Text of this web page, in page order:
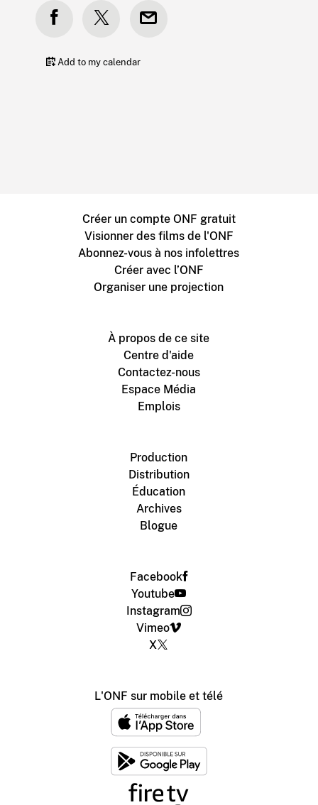
Add to my calendar
Créer un compte ONF gratuit
Visionner des films de l'ONF
Abonnez-vous à nos infolettres
Créer avec l’ONF
Organiser une projection
À propos de ce site
Centre d'aide
Contactez-nous
Espace Média
Emplois
Production
Distribution
Éducation
Archives
Blogue
Facebook
Youtube
Instagram
Vimeo
X
L'ONF sur mobile et télé